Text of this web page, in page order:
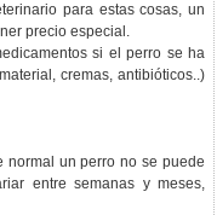
para estas cosas, un
precio especial.
si el perro se ha
cremas, antibióticos..)
normal un perro no se puede
entre semanas y meses,